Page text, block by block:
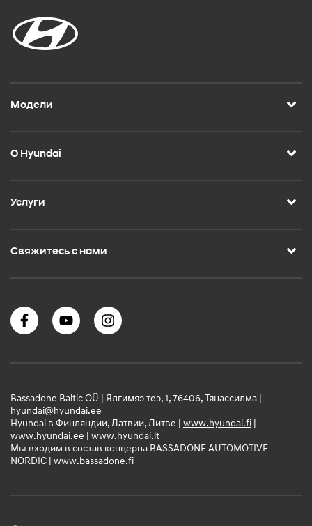
Модели
О Hyundai
Услуги
Свяжитесь с нами
Bassadone Baltic OÜ | Ялгимяэ теэ, 1, 76406, Тянассилма |
hyundai@hyundai.ee
Hyundai в Финляндии, Латвии, Литве | www.hyundai.fi |
www.hyundai.ee | www.hyundai.lt
Мы входим в состав концерна BASSADONE AUTOMOTIVE
NORDIC | www.bassadone.fi